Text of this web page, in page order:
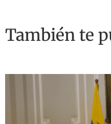
También te